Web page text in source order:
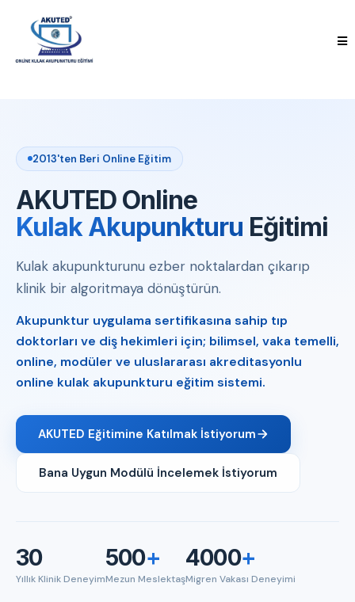
2013'ten Beri Online Eğitim
AKUTED Online
Kulak Akupunkturu Eğitimi
Kulak akupunkturunu ezber noktalardan çıkarıp
klinik bir algoritmaya dönüştürün.
Akupunktur uygulama sertifikasına sahip tıp
doktorları ve diş hekimleri için; bilimsel, vaka temelli,
online, modüler ve uluslararası akreditasyonlu
online kulak akupunkturu eğitim sistemi.
AKUTED Eğitimine Katılmak İstiyorum
Bana Uygun Modülü İncelemek İstiyorum
30
Yıllık Klinik Deneyim
500+
Mezun Meslektaş
4000+
Migren Vakası Deneyimi